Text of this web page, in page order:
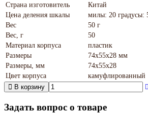
Страна изготовитель
Китай
Цена деления шкалы
милы: 20 градусы:
Вес
50 г
Вес, г
50
Материал корпуса
пластик
Размеры
74x55x28 мм
Размеры, мм
74x55x28
Цвет корпуса
камуфлированный
В корзину
Задать вопрос о товаре